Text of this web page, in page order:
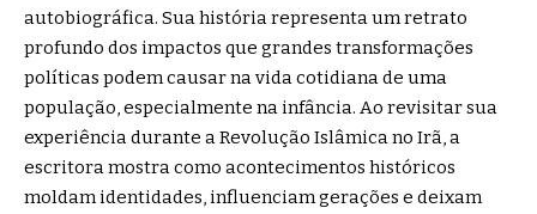
autobiográfica. Sua história representa um retrato
profundo dos impactos que grandes transformações
políticas podem causar na vida cotidiana de uma
população, especialmente na infância. Ao revisitar sua
experiência durante a Revolução Islâmica no Irã, a
escritora mostra como acontecimentos históricos
moldam identidades, influenciam gerações e deixam